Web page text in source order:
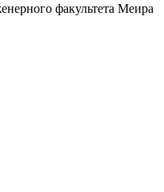
факультета Меира